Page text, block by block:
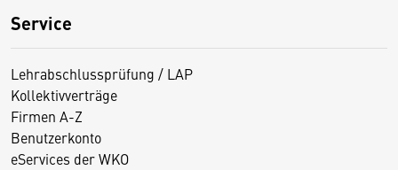
Service
Lehrabschlussprüfung / LAP
Kollektivverträge
Firmen A-Z
Benutzerkonto
eServices der WKO